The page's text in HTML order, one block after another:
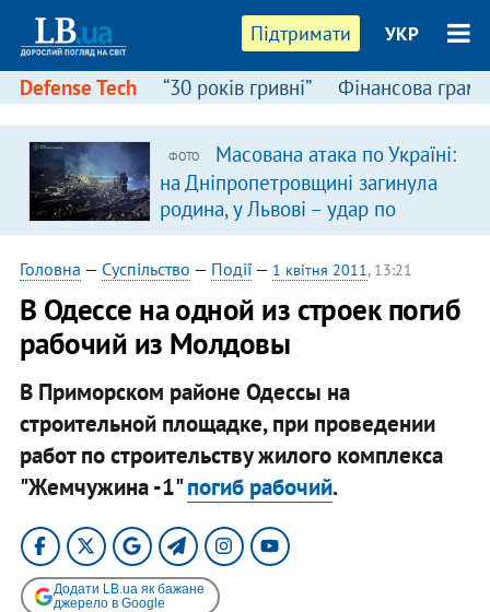
Підтримати УКР
Defense Tech “30 років гривні” Фінансова
ФОТО
Масована атака по Україні:
на Дніпропетровщині загинула
родина, у Львові – удар по
багатоповерхівках
(доповнюється)
Головна — Суспільство — Події— 1 квітня 2011, 13:21
В Одессе на одной из строек погиб
рабочий из Молдовы
В Приморском районе Одессы на
строительной площадке, при проведении
работ по строительству жилого комплекса
"Жемчужина -1"погиб рабочий.
Додати LB.ua як бажане
джерело в Google